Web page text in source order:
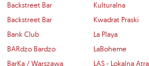
Backstreet Bar
Backstreet Bar
Bank Club
BARdzo Bardzo
BarKa / Warszawa
Kulturalna
Kwadrat Praski
La Playa
LaBoheme
LAS - Lokalna